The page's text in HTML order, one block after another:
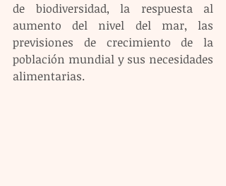
de biodiversidad, la respuesta al
aumento del nivel del mar, las
previsiones de crecimiento de la
población mundial y sus necesidades
alimentarias.